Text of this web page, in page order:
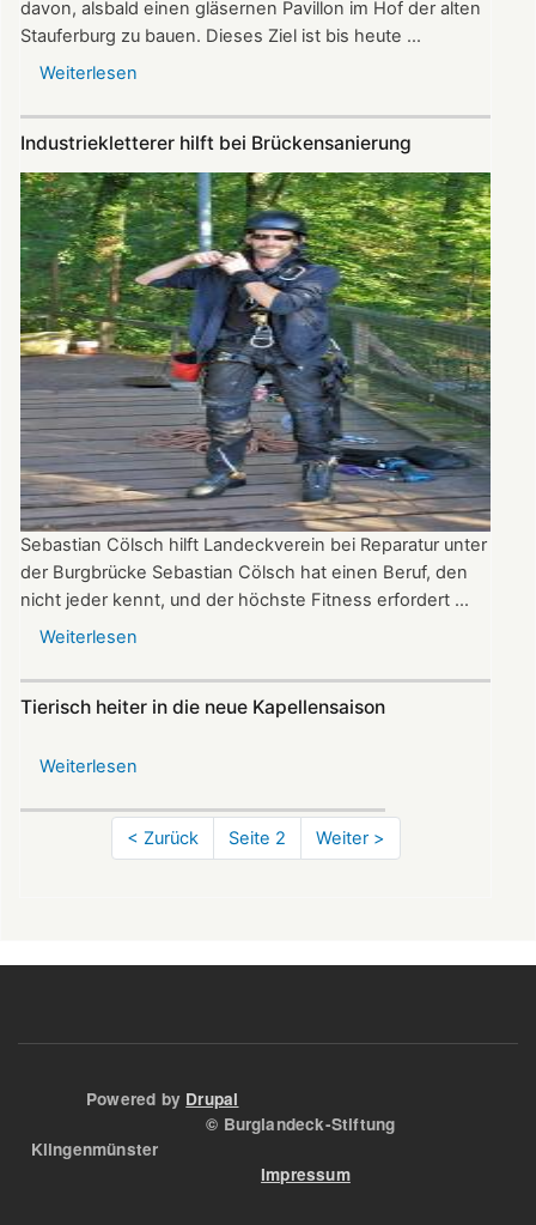
davon, alsbald einen gläsernen Pavillon im Hof der alten
Stauferburg zu bauen. Dieses Ziel ist bis heute ...
Weiterlesen
Burg-
Landeck-
Stiftung
Industriekletterer hilft bei Brückensanierung
Sebastian Cölsch hilft Landeckverein bei Reparatur unter
der Burgbrücke Sebastian Cölsch hat einen Beruf, den
nicht jeder kennt, und der höchste Fitness erfordert ...
Weiterlesen
bei
Tierisch heiter in die neue Kapellensaison
Weiterlesen
heiter
in
Seitennummerierung
Vorherige
Seite
< Zurück Seite 2
Nächste
Seite
Weiter >
Powered by Drupal
© Burglandeck-Stiftung
Klingenmünster
Impressum